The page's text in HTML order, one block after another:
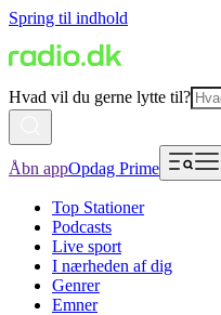
Spring til indhold
Hvad vil du gerne lytte til?
Åbn appOpdag Prime
Top Stationer
Podcasts
Live sport
I nærheden af dig
Genrer
Emner